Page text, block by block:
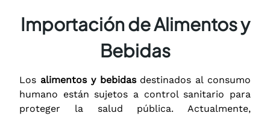
Importación de Alimentos y
Bebidas
Los alimentos y bebidasdestinados al consumo
humano están sujetos a control sanitario para
proteger la salud pública. Actualmente,